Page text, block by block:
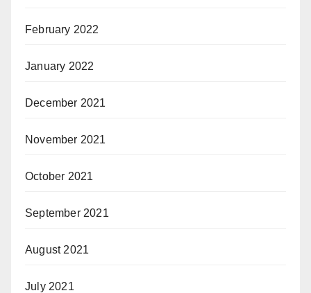
February 2022
January 2022
December 2021
November 2021
October 2021
September 2021
August 2021
July 2021